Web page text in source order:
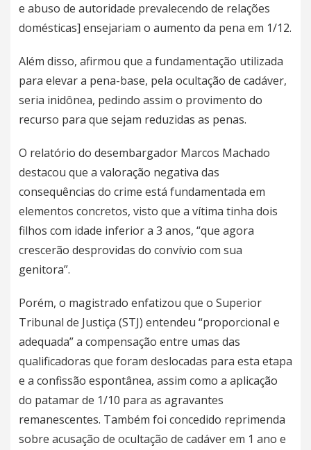
e abuso de autoridade prevalecendo de relações
domésticas] ensejariam o aumento da pena em 1/12.
Além disso, afirmou que a fundamentação utilizada
para elevar a pena-base, pela ocultação de cadáver,
seria inidônea, pedindo assim o provimento do
recurso para que sejam reduzidas as penas.
O relatório do desembargador Marcos Machado
destacou que a valoração negativa das
consequências do crime está fundamentada em
elementos concretos, visto que a vítima tinha dois
filhos com idade inferior a 3 anos, “que agora
crescerão desprovidas do convívio com sua
genitora”.
Porém, o magistrado enfatizou que o Superior
Tribunal de Justiça (STJ) entendeu “proporcional e
adequada” a compensação entre umas das
qualificadoras que foram deslocadas para esta etapa
e a confissão espontânea, assim como a aplicação
do patamar de 1/10 para as agravantes
remanescentes. Também foi concedido reprimenda
sobre acusação de ocultação de cadáver em 1 ano e